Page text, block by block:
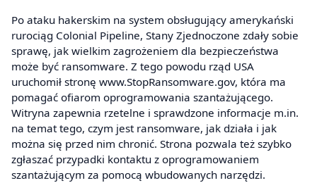
Po ataku hakerskim na system obsługujący amerykański
rurociąg Colonial Pipeline, Stany Zjednoczone zdały sobie
sprawę, jak wielkim zagrożeniem dla bezpieczeństwa
może być ransomware. Z tego powodu rząd USA
uruchomił stronę www.StopRansomware.gov, która ma
pomagać ofiarom oprogramowania szantażującego.
Witryna zapewnia rzetelne i sprawdzone informacje m.in.
na temat tego, czym jest ransomware, jak działa i jak
można się przed nim chronić. Strona pozwala też szybko
zgłaszać przypadki kontaktu z oprogramowaniem
szantażującym za pomocą wbudowanych narzędzi.